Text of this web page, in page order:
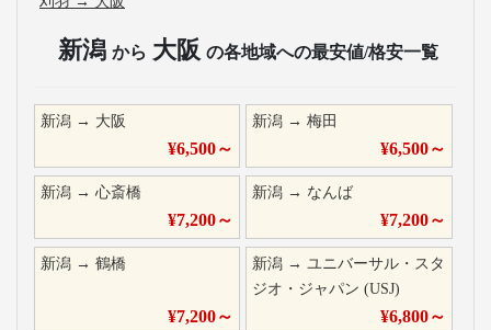
新潟 から 大阪 の各地域への最安値/格安一覧
新潟 → 大阪
¥6,500～
新潟 →梅田
¥6,500～
新潟 → 心斎橋
¥7,200～
新潟 → なんば
¥7,200～
新潟 → 鶴橋
¥7,200～
新潟 →ユニバーサル・スタ
ジオ・ジャパン (USJ)
¥6,800～